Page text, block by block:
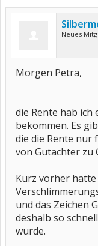
Neues
Morgen Petra,
die Rente hab ich
bekommen. Es
die die Rente nur
von Gutachter zu
Kurz vorher hatte
und das Zeichen
deshalb so
wurde.